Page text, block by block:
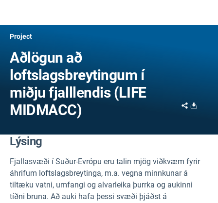
Project
Aðlögun að
loftslagsbreytingum í
miðju fjalllendis (LIFE
MIDMACC)
Share
Lýsing
Fjallasvæði í Suður-Evrópu eru talin mjög viðkvæm fyrir
áhrifum loftslagsbreytinga, m.a. vegna minnkunar á
tiltæku vatni, umfangi og alvarleika þurrka og aukinni
tíðni bruna. Að auki hafa þessi svæði þjáðst á